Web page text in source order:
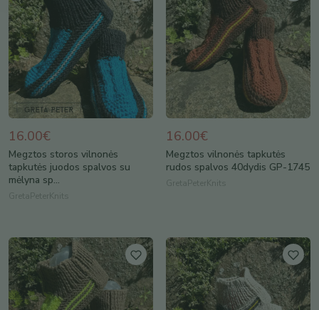
16.00€
Megztos storos vilnonės
tapkutės juodos spalvos su
mėlyna sp...
GretaPeterKnits
16.00€
Megztos vilnonės tapkutės
rudos spalvos 40dydis GP-1745
GretaPeterKnits